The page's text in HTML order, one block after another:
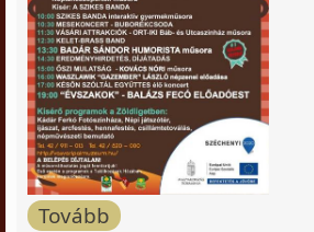
Tovább